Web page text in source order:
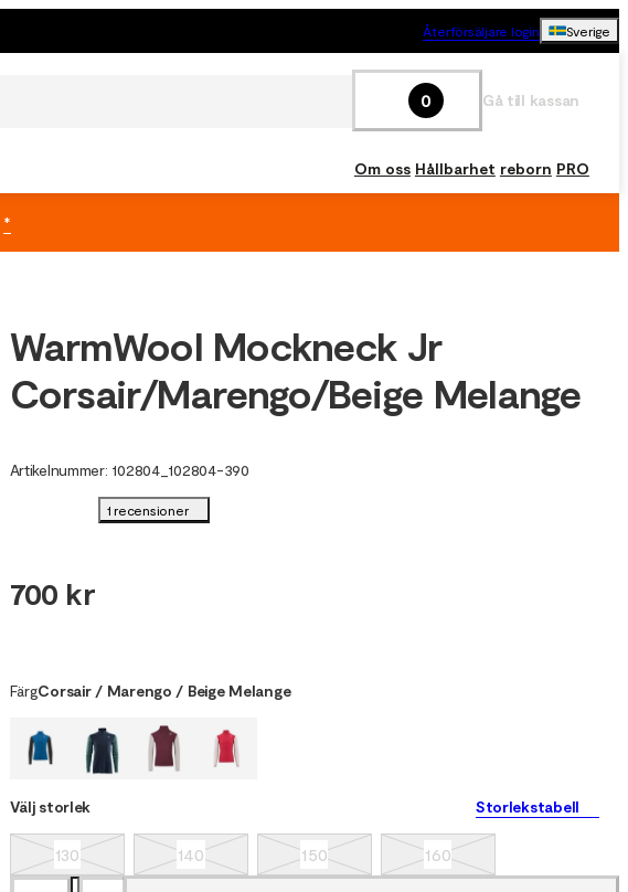
Återförsäljare login Sverige
0 Gå till kassan
Om oss Hållbarhet reborn PRO
*
WarmWool Mockneck Jr
Corsair/Marengo/Beige Melange
Artikelnummer: 102804_ 102804-390
1 recensioner
700 kr
FärgCorsair / Marengo / Beige Melange
Välj storlek Storlekstabell
130 140 150 160